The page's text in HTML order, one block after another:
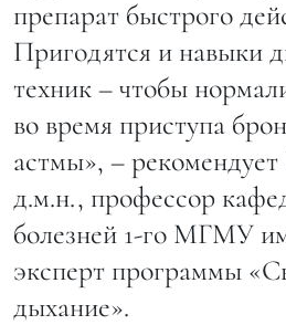
препарат быстрого
Пригодятся и навыки
техник – чтобы
во время приступа
астмы», –
д.м.н., профессор
болезней 1-го МГМУ
эксперт программы
дыхание».